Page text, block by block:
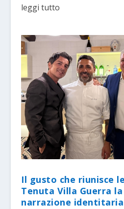
leggi tutto
Il gusto che riunisce
Tenuta Villa Guerra
narrazione identitaria